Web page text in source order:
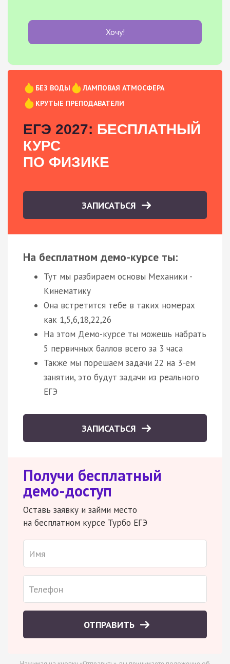
Хочу!
БЕЗ ВОДЫ
ЛАМПОВАЯ АТМОСФЕРА
КРУТЫЕ ПРЕПОДАВАТЕЛИ
ЕГЭ 2027: БЕСПЛАТНЫЙ
КУРС
ПО ФИЗИКЕ
ЗАПИСАТЬСЯ
На бесплатном демо-курсе ты:
Тут мы разбираем основы Механики -
Кинематику
Она встретится тебе в таких номерах
как 1,5,6,18,22,26
На этом Демо-курсе ты можешь набрать
5 первичных баллов всего за 3 часа
Также мы порешаем задачи 22 на 3-ем
занятии, это будут задачи из реального
ЕГЭ
ЗАПИСАТЬСЯ
Получи бесплатный
демо-доступ
Оставь заявку и займи место
на бесплатном курсе Турбо ЕГЭ
ОТПРАВИТЬ